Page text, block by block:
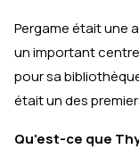
Pergame était une
un important
pour sa
était un des
Qu'est-ce que